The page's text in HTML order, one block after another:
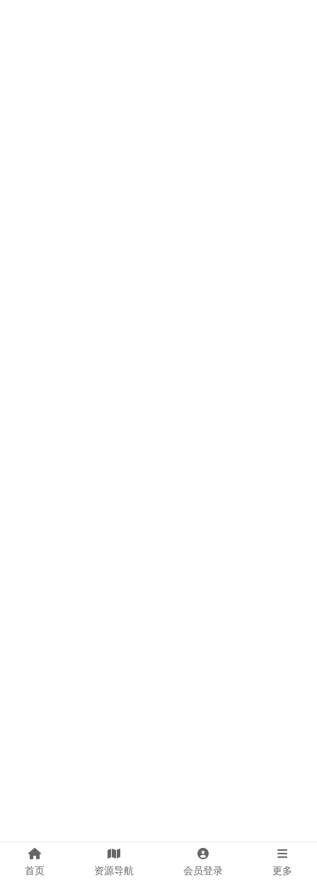
首页 资源导航 会员登录 更多